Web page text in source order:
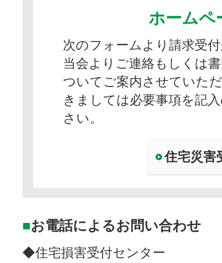
ホームペ
次のフォームより請求受
当会よりご連絡もしくは
ついてご案内させていた
きましては必要事項を記
さい。
住宅災害
■お電話によるお問い合わせ
◆住宅損害受付センター